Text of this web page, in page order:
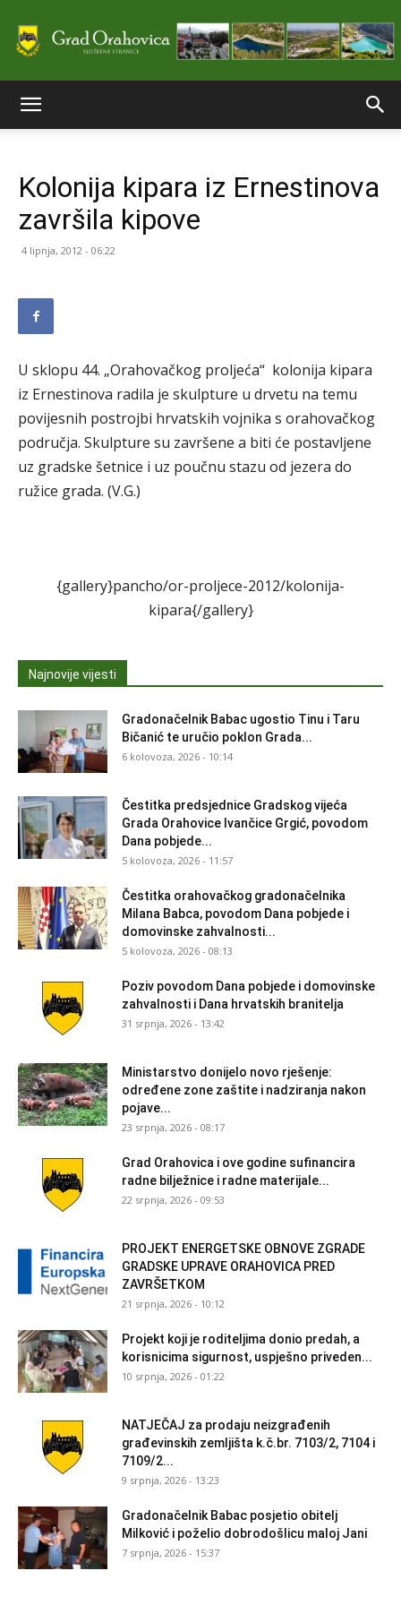
stranice
Kolonija kipara iz Ernestinova
završila kipove
4 lipnja, 2012 - 06:22
U sklopu 44. „Orahovačkog proljeća“ kolonija kipara
iz Ernestinova radila je skulpture u drvetu na temu
povijesnih postrojbi hrvatskih vojnika s orahovačkog
područja. Skulpture su završene a biti će postavljene
uz gradske šetnice i uz poučnu stazu od jezera do
ružice grada. (V.G.)
{gallery}pancho/or-proljece-2012/kolonija-
kipara{/gallery}
Najnovije vijesti
Gradonačelnik Babac ugostio Tinu i Taru
Bičanić te uručio poklon Grada...
6 kolovoza, 2026 - 10:14
Čestitka predsjednice Gradskog vijeća
Grada Orahovice Ivančice Grgić, povodom
Dana pobjede...
5 kolovoza, 2026 - 11:57
Čestitka orahovačkog gradonačelnika
Milana Babca, povodom Dana pobjede i
domovinske zahvalnosti...
5 kolovoza, 2026 - 08:13
Poziv povodom Dana pobjede i domovinske
zahvalnosti i Dana hrvatskih branitelja
31 srpnja, 2026 - 13:42
Ministarstvo donijelo novo rješenje:
određene zone zaštite i nadziranja nakon
pojave...
23 srpnja, 2026 - 08:17
Grad Orahovica i ove godine sufinancira
radne bilježnice i radne materijale...
22 srpnja, 2026 - 09:53
PROJEKT ENERGETSKE OBNOVE ZGRADE
GRADSKE UPRAVE ORAHOVICA PRED
ZAVRŠETKOM
21 srpnja, 2026 - 10:12
Projekt koji je roditeljima donio predah, a
korisnicima sigurnost, uspješno priveden...
10 srpnja, 2026 - 01:22
NATJEČAJ za prodaju neizgrađenih
građevinskih zemljišta k.č.br. 7103/2, 7104 i
7109/2...
9 srpnja, 2026 - 13:23
Gradonačelnik Babac posjetio obitelj
Milković i poželio dobrodošlicu maloj Jani
7 srpnja, 2026 - 15:37